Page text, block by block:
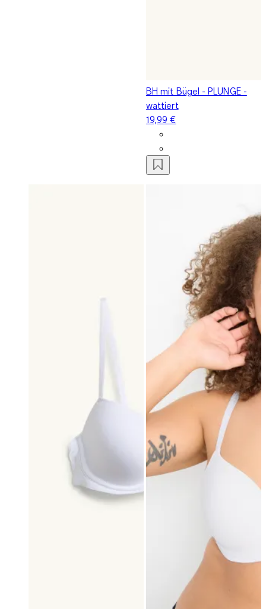
BH mit Bügel - PLUNGE -
wattiert
19,99 €